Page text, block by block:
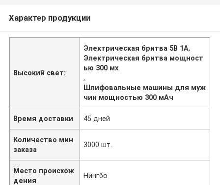
Характер продукции
Высокий свет:
Электрическая бритва 5В 1А,
Электрическая бритва мощност
ью 300 мх
,
Шлифовальные машины для муж
чин мощностью 300 мАч
Время доставки 45 дней
Количество мин
заказа
3000 шт.
Место происхож
дения
Нингбо